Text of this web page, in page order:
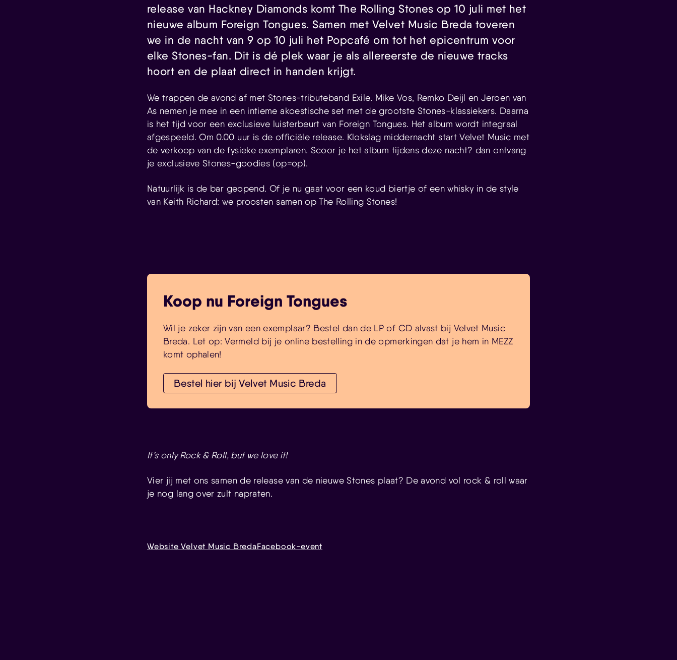
release van Hackney Diamonds komt The Rolling Stones op 10 juli met het
nieuwe album Foreign Tongues. Samen met Velvet Music Breda toveren
we in de nacht van 9 op 10 juli het Popcafé om tot het epicentrum voor
elke Stones-fan. Dit is dé plek waar je als allereerste de nieuwe tracks
hoort en de plaat direct in handen krijgt.
We trappen de avond af met Stones-tributeband Exile. Mike Vos, Remko Deijl en Jeroen van
As nemen je mee in een intieme akoestische set met de grootste Stones-klassiekers. Daarna
is het tijd voor een exclusieve luisterbeurt van Foreign Tongues. Het album wordt integraal
afgespeeld. Om 0.00 uur is de officiële release. Klokslag middernacht start Velvet Music met
de verkoop van de fysieke exemplaren. Scoor je het album tijdens deze nacht? dan ontvang
je exclusieve Stones-goodies (op=op).
Natuurlijk is de bar geopend. Of je nu gaat voor een koud biertje of een whisky in de style
van Keith Richard: we proosten samen op The Rolling Stones!
Koop nu Foreign Tongues
Wil je zeker zijn van een exemplaar? Bestel dan de LP of CD alvast bij Velvet Music
Breda. Let op: Vermeld bij je online bestelling in de opmerkingen dat je hem in MEZZ
komt ophalen!
Bestel hier bij Velvet Music Breda
It’s only Rock & Roll, but we love it!
Vier jij met ons samen de release van de nieuwe Stones plaat? De avond vol rock & roll waar
je nog lang over zult napraten.
Website Velvet Music BredaFacebook-event